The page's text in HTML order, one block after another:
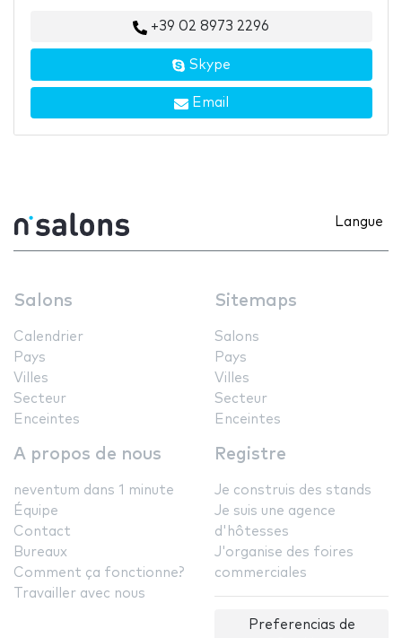
+39 02 8973 2296
Skype
Email
Langue
Salons
Calendrier
Pays
Villes
Secteur
Enceintes
Sitemaps
Salons
Pays
Villes
Secteur
Enceintes
A propos de nous
neventum dans 1 minute
Équipe
Contact
Bureaux
Comment ça fonctionne?
Travailler avec nous
Registre
Je construis des stands
Je suis une agence
d'hôtesses
J'organise des foires
commerciales
Preferencias de